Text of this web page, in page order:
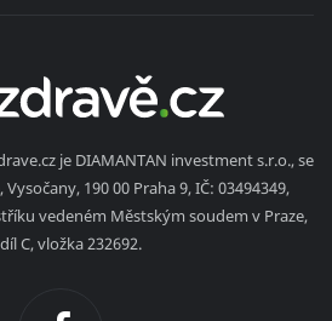
je DIAMANTAN investment s.r.o., se
190 00 Praha 9, IČ: 03494349,
vedeném Městským soudem v Praze,
C, vložka 232692.